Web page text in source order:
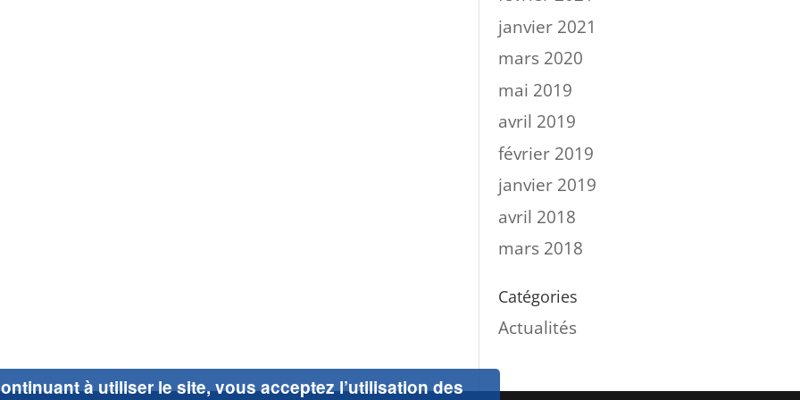
janvier 2021
mars 2020
mai 2019
avril 2019
février 2019
janvier 2019
avril 2018
mars 2018
Catégories
Actualités
à utiliser le site, vous acceptez l’utilisation des